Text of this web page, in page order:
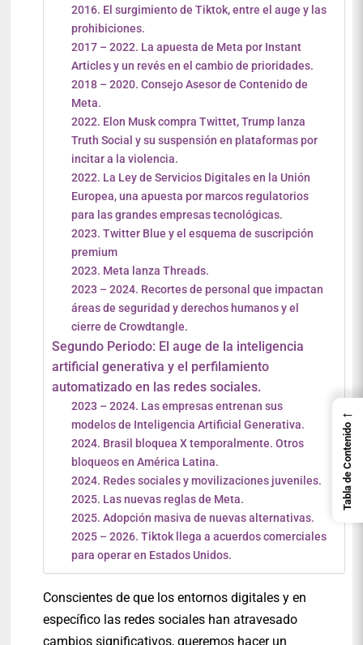
2016. El surgimiento de Tiktok, entre el auge y las
prohibiciones.
2017 – 2022. La apuesta de Meta por Instant
Articles y un revés en el cambio de prioridades.
2018 – 2020. Consejo Asesor de Contenido de
Meta.
2022. Elon Musk compra Twittet, Trump lanza
Truth Social y su suspensión en plataformas por
incitar a la violencia.
2022. La Ley de Servicios Digitales en la Unión
Europea, una apuesta por marcos regulatorios
para las grandes empresas tecnológicas.
2023. Twitter Blue y el esquema de suscripción
premium
2023. Meta lanza Threads.
2023 – 2024. Recortes de personal que impactan
áreas de seguridad y derechos humanos y el
cierre de Crowdtangle.
Segundo Periodo: El auge de la inteligencia
artificial generativa y el perfilamiento
automatizado en las redes sociales.
2023 – 2024. Las empresas entrenan sus
modelos de Inteligencia Artificial Generativa.
2024. Brasil bloquea X temporalmente. Otros
bloqueos en América Latina.
2024. Redes sociales y movilizaciones juveniles.
2025. Las nuevas reglas de Meta.
2025. Adopción masiva de nuevas alternativas.
2025 – 2026. Tiktok llega a acuerdos comerciales
para operar en Estados Unidos.
Conscientes de que los entornos digitales y en
específico las redes sociales han atravesado
cambios significativos, queremos hacer un
←
Tabla de Contenido